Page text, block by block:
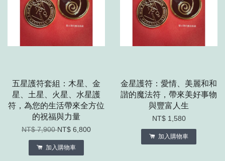
五星護符套組：木星、金
星、土星、火星、水星護
符，為您的生活帶來全方位
的祝福與力量
NT$ 7,900NT$ 6,800
加入購物車
金星護符：愛情、美麗和和
諧的魔法符，帶來美好事物
與豐富人生
NT$ 1,580
加入購物車